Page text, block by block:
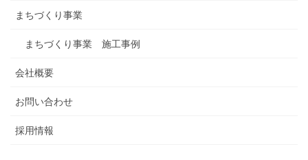
まちづくり事業
まちづくり事業 施工事例
会社概要
お問い合わせ
採用情報